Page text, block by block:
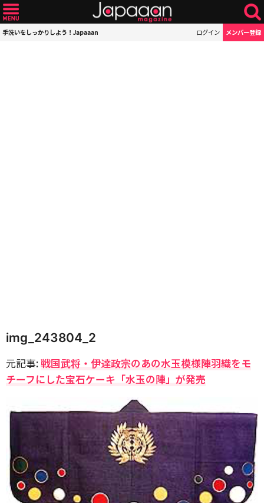
手洗いをしっかりしよう！Japaaan ログイン メンバー登録
img_243804_2
元記事:戦国武将・伊達政宗のあの水玉模様陣羽織をモ
チーフにした宝石ケーキ「水玉の陣」が発売